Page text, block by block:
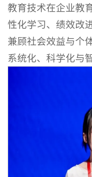
教育技术在企业教
性化学习、绩效改
兼顾社会效益与个
系统化、科学化与